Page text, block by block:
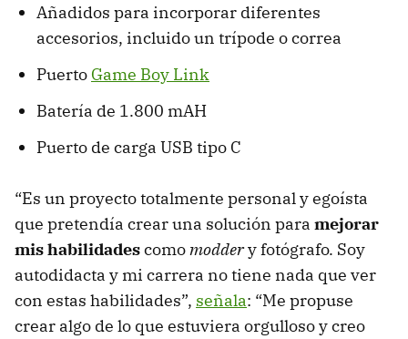
Añadidos para incorporar diferentes
accesorios, incluido un trípode o correa
Puerto Game Boy Link
Batería de 1.800 mAH
Puerto de carga USB tipo C
“Es un proyecto totalmente personal y egoísta
que pretendía crear una solución para mejorar
mis habilidadescomomoddery fotógrafo. Soy
autodidacta y mi carrera no tiene nada que ver
con estas habilidades”, señala: “Me propuse
crear algo de lo que estuviera orgulloso y creo